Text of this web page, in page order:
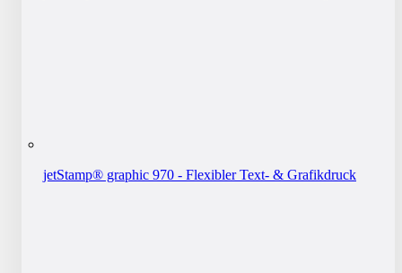
jetStamp® graphic 970 - Flexibler Text- & Grafikdruck